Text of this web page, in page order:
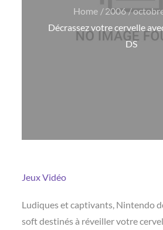
Home 2006
Décrassez votre cervelle
DS
Jeux Vidéo
Ludiques et captivants, Nintendo
soft destinés à réveiller votre